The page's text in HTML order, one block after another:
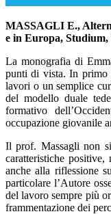
MASSAGLI E.,
e in Europa, Studium,
La monografia di
punti di vista. In primo
lavori o un semplice
del modello duale
formativo
occupazione giovanile
Il prof. Massagli non
caratteristiche
anche alla riflessione
particolare l’Autore
del lavoro sempre più
frammentazione dei